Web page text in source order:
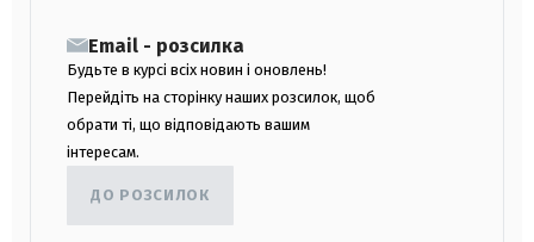
Email - розсилка
Будьте в курсі всіх новин і оновлень!
Перейдіть на сторінку наших розсилок, щоб
обрати ті, що відповідають вашим
інтересам.
ДО РОЗСИЛОК